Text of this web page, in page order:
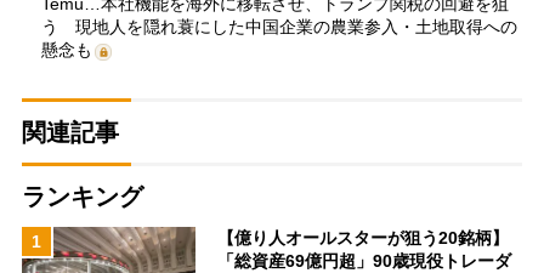
Temu…本社機能を海外に移転させ、トランプ関税の回避を狙
う 現地人を隠れ蓑にした中国企業の農業参入・土地取得への
懸念も
関連記事
ランキング
1
【億り人オールスターが狙う20銘柄】
「総資産69億円超」90歳現役トレーダ